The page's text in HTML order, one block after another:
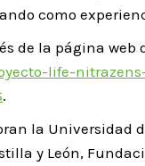
como
de la página web
life-
.
la Universidad
y León,